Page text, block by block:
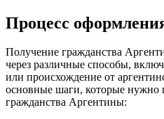
Процесс
Получение гражданства
через различные способы,
или происхождение от
основные шаги, которые нужно
гражданства Аргентины: